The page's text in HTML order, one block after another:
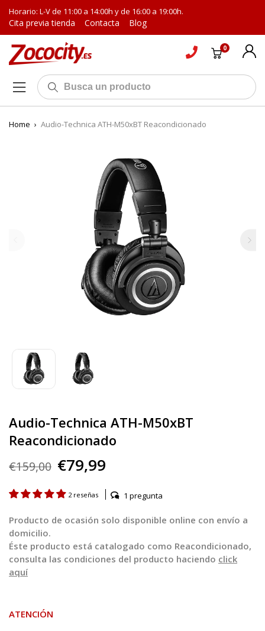
Horario: L-V de 11:00 a 14:00h y de 16:00 a 19:00h.
Cita previa tienda Contacta Blog
0
Home › Audio-Technica ATH-M50xBT Reacondicionado
Audio-Technica ATH-M50xBT
Reacondicionado
€159,00 €79,99
2 reseñas 1 pregunta
Producto de ocasión solo disponible online con envío a
domicilio.
Éste producto está catalogado como Reacondicionado,
consulta las condiciones del producto haciendo click
aquí
ATENCIÓN